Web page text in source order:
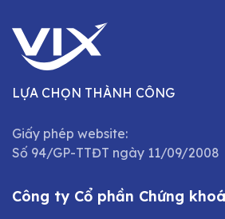
LỰA CHỌN THÀNH CÔNG
Giấy phép website:
Số 94/GP-TTĐT ngày 11/09/2008
Công ty Cổ phần Chứng